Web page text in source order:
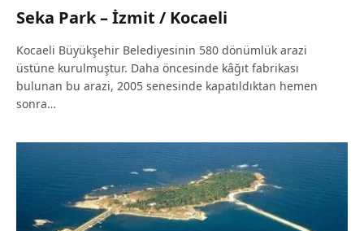
Seka Park – İzmit / Kocaeli
Kocaeli Büyükşehir Belediyesinin 580 dönümlük arazi
üstüne kurulmuştur. Daha öncesinde kâğıt fabrikası
bulunan bu arazi, 2005 senesinde kapatıldıktan hemen
sonra…